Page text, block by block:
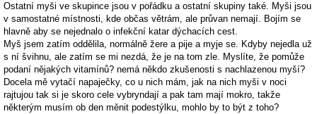
Ostatní myši ve skupince jsou v pořádku a ostatní skupiny také. Myši jsou
v samostatné místnosti, kde občas větrám, ale průvan nemají. Bojím se
hlavně aby se nejednalo o infekční katar dýchacích cest.
Myš jsem zatím oddělila, normálně žere a pije a myje se. Kdyby nejedla už
s ní švihnu, ale zatím se mi nezdá, že je na tom zle. Myslíte, že pomůže
podaní nějakých vitamínů? nemá někdo zkušenosti s nachlazenou myší?
Docela mě vytačí napaječky, co u nich mám, jak na nich myši v noci
rajtujou tak si je skoro cele vybryndají a pak tam mají mokro, takže
některým musím ob den měnit podestýlku, mohlo by to být z toho?